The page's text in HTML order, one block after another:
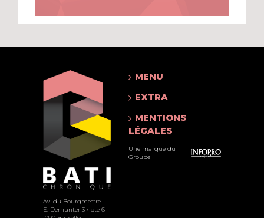
Av. du Bourgmestre
E. Demunter 3 / bte 6
MENU
EXTRA
MENTIONS
LÉGALES
Une marque du
Groupe